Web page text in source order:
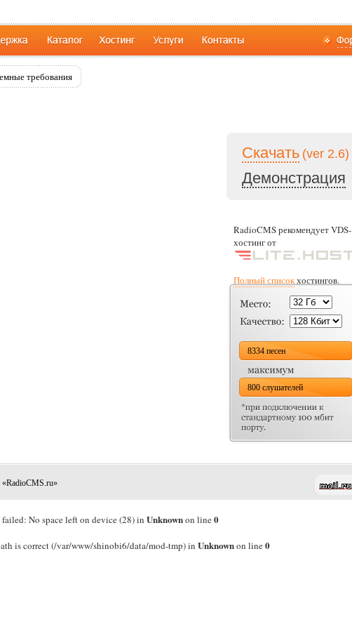
требования
Скачать (ver 2.6)
Демонстрация
RadioCMS рекомендует VDS-
хостинг от
Полный списокхостингов.
8334 песен
800 слушателей
No space left on device (28) in Unknownon line0
is correct (/var/www/shinobi6/data/mod-tmp) in Unknownon line0